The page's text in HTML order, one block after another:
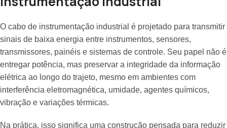
O cabo de instrumentação industrial é projetado para transmitir
sinais de baixa energia entre instrumentos, sensores,
transmissores, painéis e sistemas de controle. Seu papel não é
entregar potência, mas preservar a integridade da informação
elétrica ao longo do trajeto, mesmo em ambientes com
interferência eletromagnética, umidade, agentes químicos,
vibração e variações térmicas.
Na prática, isso significa uma construção pensada para reduzir